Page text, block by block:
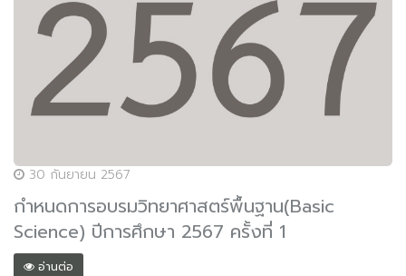
30 กันยายน 2567
กำหนดการอบรมวิทยาศาสตร์พื้นฐาน(Basic
Science) ปีการศึกษา 2567 ครั้งที่ 1
อ่านต่อ